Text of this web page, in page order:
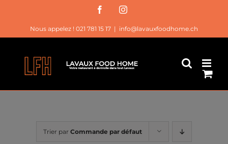
contenu
FacebookInstagram
Nous appelez ! 021 781 15 17 | info@lavauxfoodhome.ch
Trier par Commande par défaut